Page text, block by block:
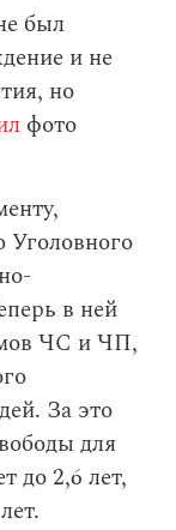
был
и не
но
фото
Уголовного
в ней
ЧС и ЧП,
За это
для
до 2,6 лет,